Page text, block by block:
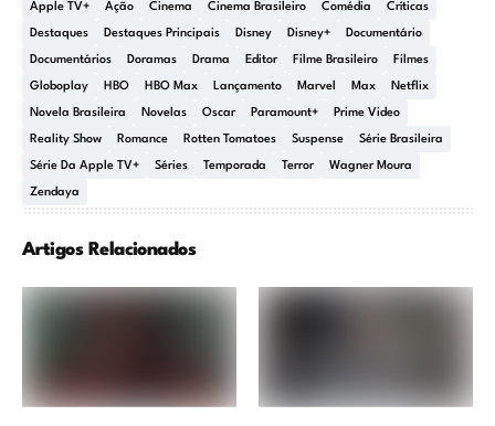
Apple TV+ Ação Cinema Cinema Brasileiro Comédia Críticas
Destaques Destaques Principais Disney Disney+ Documentário
Documentários Doramas Drama Editor Filme Brasileiro Filmes
Globoplay HBO HBO Max Lançamento Marvel Max Netflix
Novela Brasileira Novelas Oscar Paramount+ Prime Video
Reality Show Romance Rotten Tomatoes Suspense Série Brasileira
Série Da Apple TV+ Séries Temporada Terror Wagner Moura
Zendaya
Artigos Relacionados